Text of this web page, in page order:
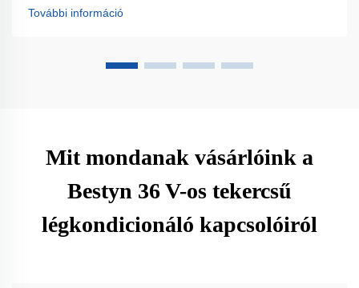
További információ
Mit mondanak vásárlóink a
Bestyn 36 V-os tekercsű
légkondicionáló kapcsolóiról